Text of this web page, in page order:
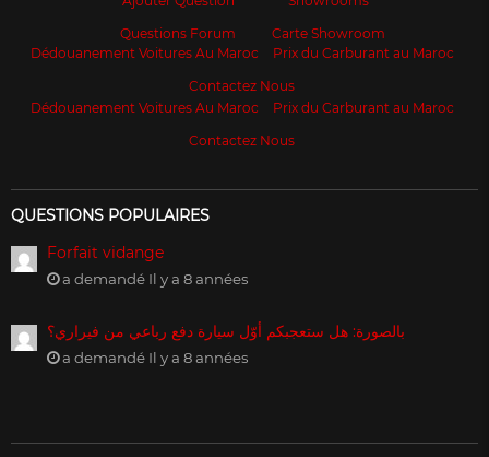
Questions Forum
Carte Showroom
Dédouanement Voitures Au Maroc
Prix du Carburant au Maroc
Contactez Nous
Dédouanement Voitures Au Maroc
Prix du Carburant au Maroc
Contactez Nous
QUESTIONS POPULAIRES
Forfait vidange
a demandé Il y a 8 années
بالصورة: هل ستعجبكم أوّل سيارة دفع رباعي من فيراري؟
a demandé Il y a 8 années